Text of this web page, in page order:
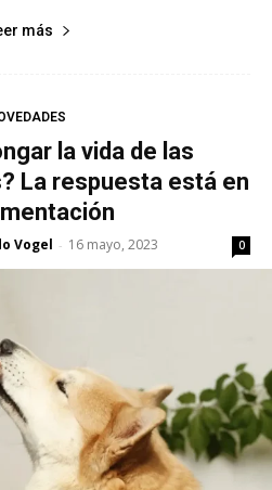
más
la vida de las
La respuesta está en
Vogel - 16 mayo, 2023 0